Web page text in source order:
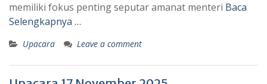
memiliki fokus penting seputar amanat menteri Baca
Selengkapnya …
Upacara Leave a comment